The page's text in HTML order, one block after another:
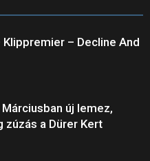
Klippremier – Decline And
új lemez,
zúzás a Dürer Kert